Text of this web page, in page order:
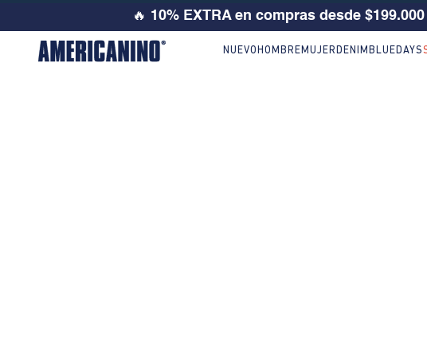
🔥 10% EXTRA en compras desde
NUEVO HOMBRE MUJER DENIM BLUEDAYS